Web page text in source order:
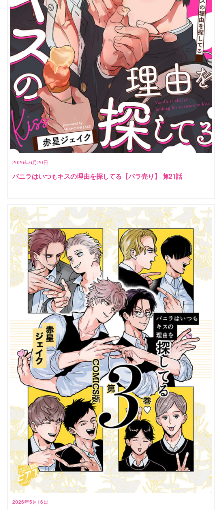
2026年6月20日
バニラはいつもキスの理由を探してる【バラ売り】 第21話
2026年5月16日